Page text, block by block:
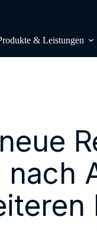
& Leistungen
Research & Consulting
Lünendonk-Siegel
Podcast & Video